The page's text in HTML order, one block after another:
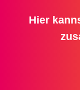
Hier